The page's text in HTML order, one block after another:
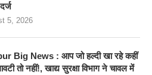
5, 2026
Big News : आप जो हल्दी खा रहे कहीं
तो नहीं!, खाद्य सुरक्षा विभाग ने चावल में